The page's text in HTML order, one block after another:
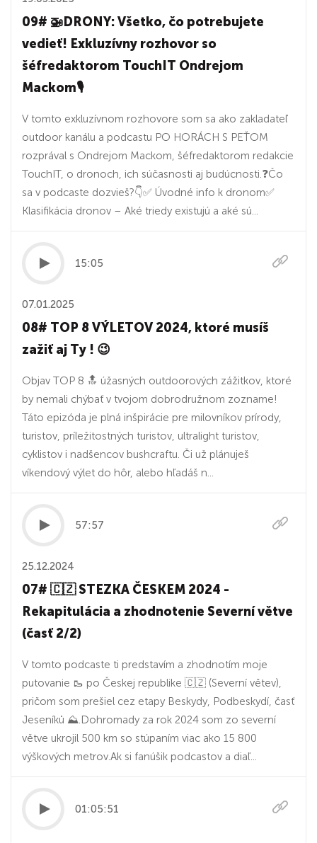
09# 🚁DRONY: Všetko, čo potrebujete
vedieť! Exkluzívny rozhovor so
šéfredaktorom TouchIT Ondrejom
Mackom🎙
V tomto exkluzívnom rozhovore som sa ako zakladateľ
outdoor kanálu a podcastu PO HORÁCH S PEŤOM
rozprával s Ondrejom Mackom, šéfredaktorom redakcie
TouchIT, o dronoch, ich súčasnosti aj budúcnosti.❓️Čo
sa v podcaste dozvieš?👇✅ Úvodné info k dronom✅
Klasifikácia dronov – Aké triedy existujú a aké sú...
15:05
07.01.2025
08# TOP 8 VÝLETOV 2024, ktoré musíš
zažiť aj Ty ! 😉
Objav TOP 8 🔝 úžasných outdoorových zážitkov, ktoré
by nemali chýbať v tvojom dobrodružnom zozname!
Táto epizóda je plná inšpirácie pre milovníkov prírody,
turistov, príležitostných turistov, ultralight turistov,
cyklistov i nadšencov bushcraftu. Či už plánuješ
víkendový výlet do hôr, alebo hľadáš n...
57:57
25.12.2024
07# 🇨🇿 STEZKA ČESKEM 2024 -
Rekapitulácia a zhodnotenie Severní větve
(časť 2/2)
V tomto podcaste ti predstavím a zhodnotím moje
putovanie 🥾 po Českej republike 🇨🇿 (Severní větev),
pričom som prešiel cez etapy Beskydy, Podbeskydí, časť
Jeseníků ⛰️.Dohromady za rok 2024 som zo severní
větve ukrojil 500 km so stúpaním viac ako 15 800
výškových metrov.Ak si fanúšik podcastov a diaľ...
01:05:51